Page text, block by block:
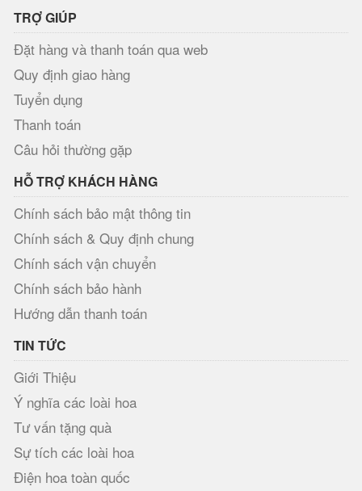
TRỢ GIÚP
Đặt hàng và thanh toán qua web
Quy định giao hàng
Tuyển dụng
Thanh toán
Câu hỏi thường gặp
HỖ TRỢ KHÁCH HÀNG
Chính sách bảo mật thông tin
Chính sách & Quy định chung
Chính sách vận chuyển
Chính sách bảo hành
Hướng dẫn thanh toán
TIN TỨC
Giới Thiệu
Ý nghĩa các loài hoa
Tư vấn tặng quà
Sự tích các loài hoa
Điện hoa toàn quốc